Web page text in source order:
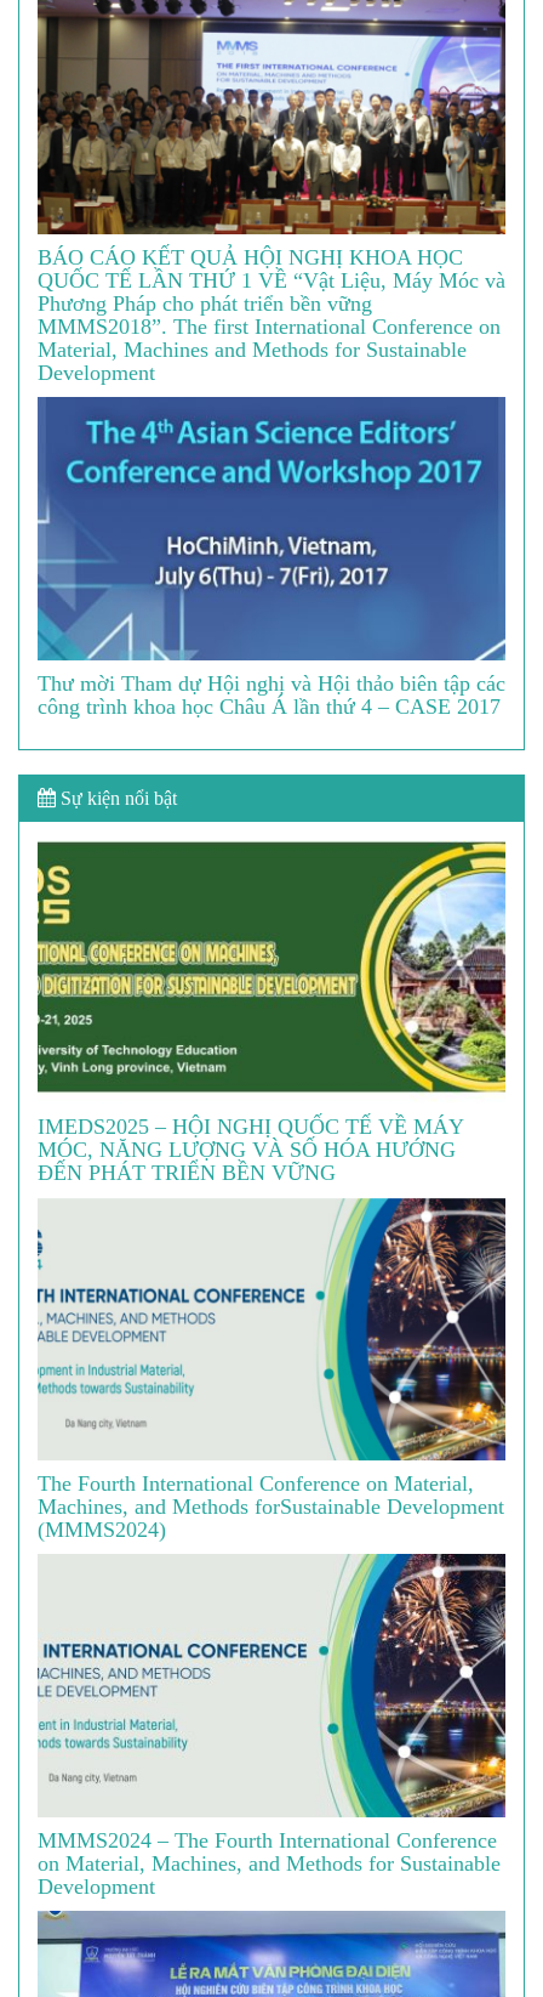
BÁO CÁO KẾT QUẢ HỘI NGHỊ KHOA HỌC
QUỐC TẾ LẦN THỨ 1 VỀ “Vật Liệu, Máy Móc và
Phương Pháp cho phát triển bền vững
MMMS2018”. The first International Conference on
Material, Machines and Methods for Sustainable
Development
Thư mời Tham dự Hội nghị và Hội thảo biên tập các
công trình khoa học Châu Á lần thứ 4 – CASE 2017
Sự kiện nổi bật
IMEDS2025 – HỘI NGHỊ QUỐC TẾ VỀ MÁY
MÓC, NĂNG LƯỢNG VÀ SỐ HÓA HƯỚNG
ĐẾN PHÁT TRIỂN BỀN VỮNG
The Fourth International Conference on Material,
Machines, and Methods forSustainable Development
(MMMS2024)
MMMS2024 – The Fourth International Conference
on Material, Machines, and Methods for Sustainable
Development